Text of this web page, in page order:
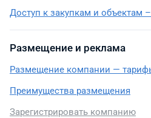
Доступ к закупкам и объектам
Размещение и реклама
Размещение компании —
Преимущества размещения
Зарегистрировать компанию